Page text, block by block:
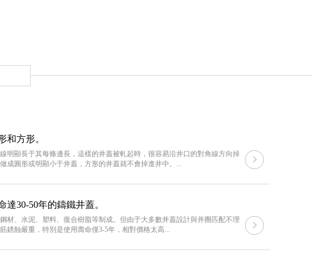
和方形。
明顯長于其每條邊長，這樣的井蓋被軋起時，很容易沿井口的對角線方向掉
成圓形或明顯小于井蓋，方形的井蓋就不會掉進井中。...
30-50年的鑄鐵井蓋。
材、水泥、塑料、復合樹脂等制成。但由于大多數井蓋設計與井圈匹配不理
銹蝕嚴重，特別是使用壽命僅3-5年，相對價格太高...